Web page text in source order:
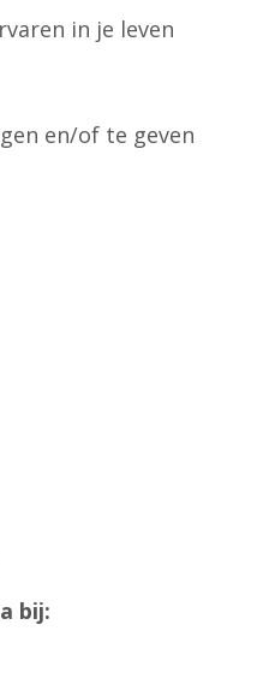
in je leven
en/of te geven
bij: